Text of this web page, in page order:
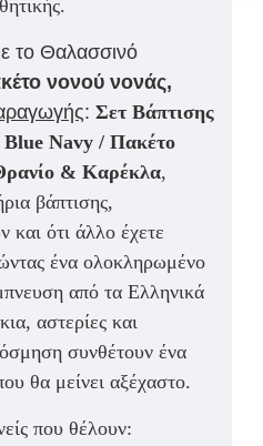
.
το Θαλασσινό
νονού νονάς,
: Σετ Βάπτισης
Navy / Πακέτο
& Καρέκλα,
βάπτισης,
και ότι άλλο έχετε
ένα ολοκληρωμένο
από τα Ελληνικά
αστερίες και
συνθέτουν ένα
θα μείνει αξέχαστο.
που θέλουν: